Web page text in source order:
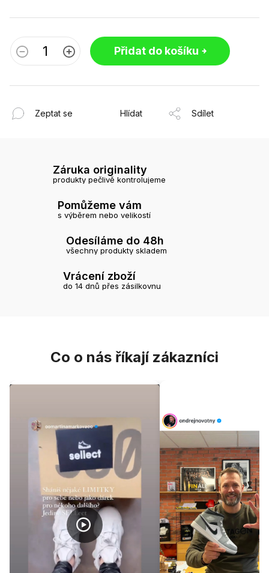
Přidat do košíku
Zeptat se Hlídat Sdílet
Záruka originality
produkty pečlivě kontrolujeme
Pomůžeme vám
s výběrem nebo velikostí
Odesíláme do 48h
všechny produkty skladem
Vrácení zboží
do 14 dnů přes zásilkovnu
Co o nás říkají zákazníci